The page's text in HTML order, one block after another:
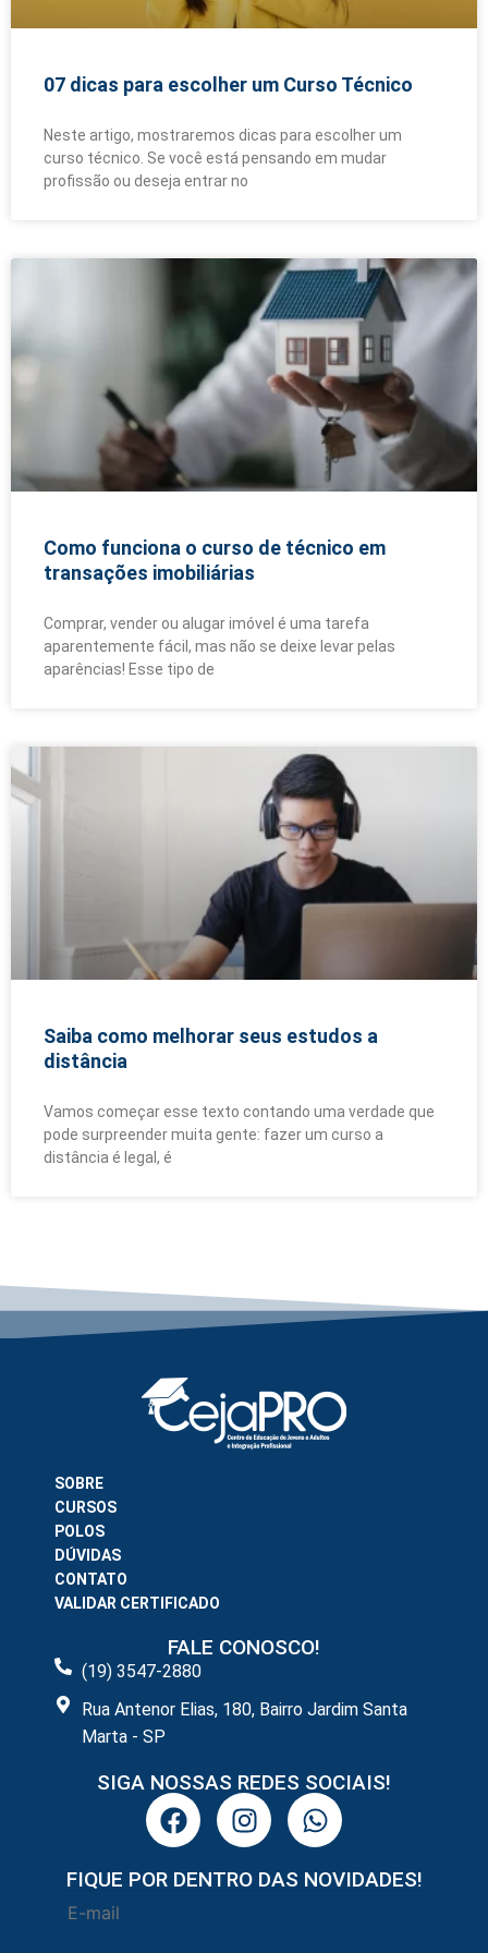
07 dicas para escolher um Curso Técnico
Neste artigo, mostraremos dicas para escolher um
curso técnico. Se você está pensando em mudar
profissão ou deseja entrar no
Como funciona o curso de técnico em
transações imobiliárias
Comprar, vender ou alugar imóvel é uma tarefa
aparentemente fácil, mas não se deixe levar pelas
aparências! Esse tipo de
Saiba como melhorar seus estudos a
distância
Vamos começar esse texto contando uma verdade que
pode surpreender muita gente: fazer um curso a
distância é legal, é
SOBRE
CURSOS
POLOS
DÚVIDAS
CONTATO
VALIDAR CERTIFICADO
FALE CONOSCO!
(19) 3547-2880
Rua Antenor Elias, 180, Bairro Jardim Santa
Marta - SP
SIGA NOSSAS REDES SOCIAIS!
FIQUE POR DENTRO DAS NOVIDADES!